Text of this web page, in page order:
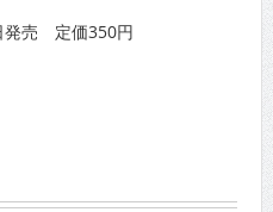
発売 定価350円